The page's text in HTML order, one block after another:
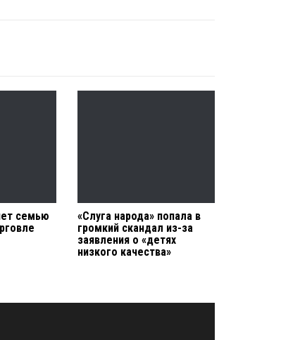
семью
«Слуга народа» попала в
громкий скандал из-за
заявления о «детях
низкого качества»